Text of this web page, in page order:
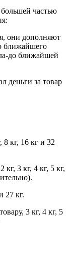
частью
они дополняют
ближайшего
до ближайшей
деньги за товар
кг, 16 кг и 32
3 кг, 4 кг, 5 кг,
27 кг.
3 кг, 4 кг, 5